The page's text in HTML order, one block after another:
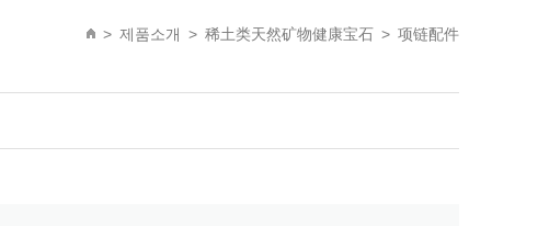
> 제품소개 > 稀土类天然矿物健康宝石 > 项链配件